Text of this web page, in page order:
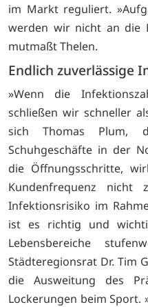
im Markt reguliert.
werden wir nicht an die
mutmaßt Thelen.
Endlich zuverlässige
»Wenn die
schließen wir schneller
sich Thomas Plum,
Schuhgeschäfte in der
die Öffnungsschritte,
Kundenfrequenz nicht
Infektionsrisiko im
ist es richtig und
Lebensbereiche
Städteregionsrat Dr. Tim
die Ausweitung des
Lockerungen beim Sport.